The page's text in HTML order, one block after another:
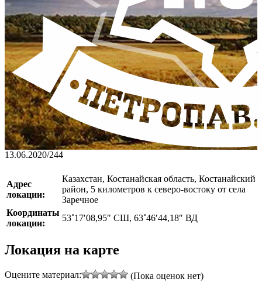
13.06.2020/244
Адрес
локации:
Казахстан, Костанайская область, Костанайский
район, 5 километров к северо-востоку от села
Заречное
Координаты
локации:
53˚17′08,95″ СШ, 63˚46′44,18″ ВД
Локация на карте
Оцените материал: (Пока оценок нет)